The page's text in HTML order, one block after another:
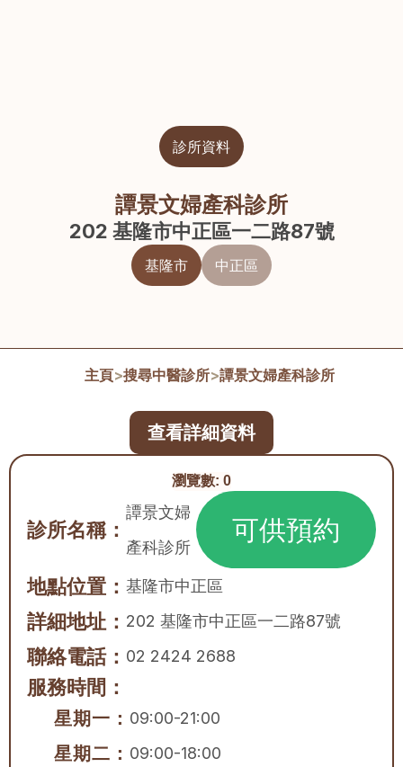
診所資料
譚景文婦產科診所
202 基隆市中正區一二路87號
基隆市 中正區
主頁>搜尋中醫診所>譚景文婦產科診所
瀏覽數: 0
診所名稱：
譚景文婦
產科診所
可供預約
地點位置： 基隆市中正區
詳細地址： 202 基隆市中正區一二路87號
聯絡電話： 02 2424 2688
服務時間：
星期一： 09:00-21:00
星期二： 09:00-18:00
查看詳細資料